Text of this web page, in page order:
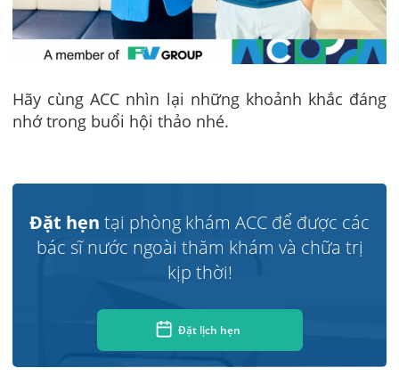
Hãy cùng ACC nhìn lại những khoảnh khắc đáng
nhớ trong buổi hội thảo nhé.
Đặt hẹn tại phòng khám ACC để được các
bác sĩ nước ngoài thăm khám và chữa trị
kịp thời!
Đặt lịch hẹn